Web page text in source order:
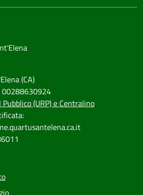
(CA)
00288630924
(URP) e Centralino